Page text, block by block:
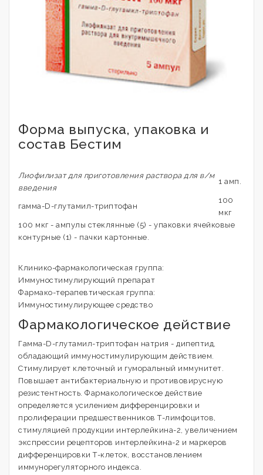
Форма выпуска, упаковка и
состав Бестим
Лиофилизат для приготовления раствора для в/м
введения
1 амп.
гамма-D-глутамил-триптофан
100
мкг
100 мкг - ампулы стеклянные (5) - упаковки ячейковые
контурные (1) - пачки картонные.
Клинико-фармакологическая группа:
Иммуностимулирующий препарат
Фармако-терапевтическая группа:
Иммуностимулирующее средство
Фармакологическое действие
Гамма-D-глутамил-триптофан натрия - дипептид,
обладающий иммуностимулирующим действием.
Стимулирует клеточный и гуморальный иммунитет.
Повышает антибактериальную и противовирусную
резистентность. Фармакологическое действие
определяется усилением дифференцировки и
пролиферации предшественников Т-лимфоцитов,
стимуляцией продукции интерлейкина-2, увеличением
экспрессии рецепторов интерлейкина-2 и маркеров
дифференцировки Т-клеток, восстановлением
иммунорегуляторного индекса.